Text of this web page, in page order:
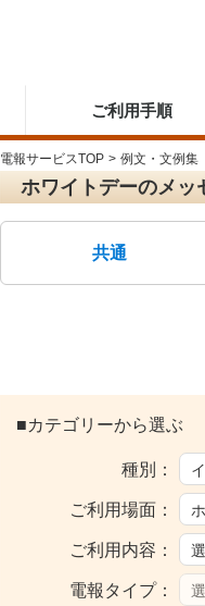
ご利用手順
電報サービスTOP > 例文・文例集
ホワイトデーのメッ
共通
■カテゴリーから選ぶ
種別：
ご利用場面：
ご利用内容：
電報タイプ：